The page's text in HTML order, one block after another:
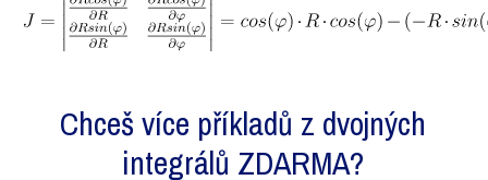
Chceš více příkladů z dvojných
integrálů ZDARMA?